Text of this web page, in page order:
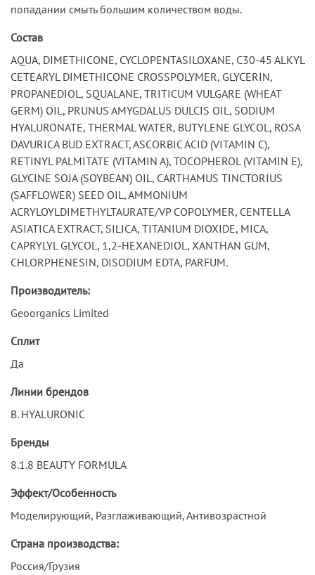
попадании смыть большим количеством воды.
Состав
AQUA, DIMETHICONE, CYCLOPENTASILOXANE, C30-45 ALKYL
CETEARYL DIMETHICONE CROSSPOLYMER, GLYCERIN,
PROPANEDIOL, SQUALANE, TRITICUM VULGARE (WHEAT
GERM) OIL, PRUNUS AMYGDALUS DULCIS OIL, SODIUM
HYALURONATE, THERMAL WATER, BUTYLENE GLYCOL, ROSA
DAVURICA BUD EXTRACT, ASCORBIC ACID (VITAMIN C),
RETINYL PALMITATE (VITAMIN A), TOCOPHEROL (VITAMIN E),
GLYCINE SOJA (SOYBEAN) OIL, CARTHAMUS TINCTORIUS
(SAFFLOWER) SEED OIL, AMMONIUM
ACRYLOYLDIMETHYLTAURATE/VP COPOLYMER, CENTELLA
ASIATICA EXTRACT, SILICA, TITANIUM DIOXIDE, MICA,
CAPRYLYL GLYCOL, 1,2-HEXANEDIOL, XANTНAN GUM,
CHLORPHENESIN, DISODIUM EDTA, PARFUM.
Производитель:
Geoorganics Limited
Сплит
Да
Линии брендов
B. HYALURONIC
Бренды
8.1.8 BEAUTY FORMULA
Эффект/Особенность
Моделирующий, Разглаживающий, Антивозрастной
Страна производства:
Россия/Грузия